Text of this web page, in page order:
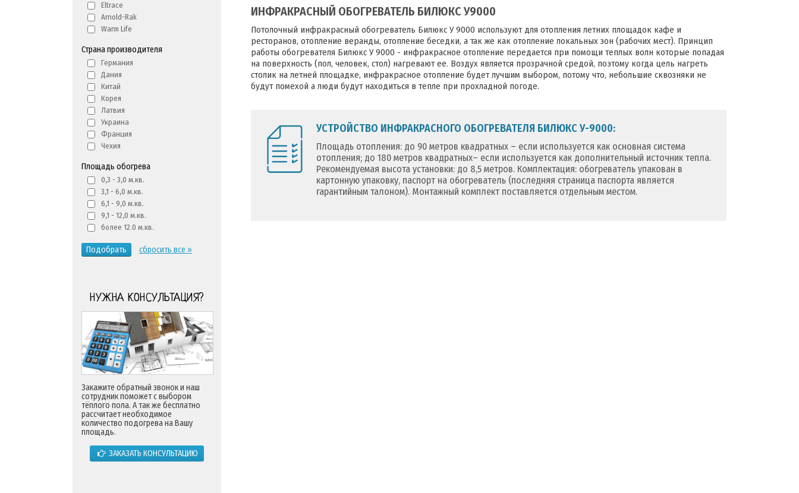
Eltrace
Arnold-Rak
Warm Life
Страна производителя
Германия
Дания
Китай
Корея
Латвия
Украина
Франция
Чехия
Площадь обогрева
0,3 - 3,0 м.кв.
3,1 - 6,0 м.кв.
6,1 - 9,0 м.кв.
9,1 - 12,0 м.кв.
более 12.0 м.кв.
Подобрать сбросить все »
НУЖНА КОНСУЛЬТАЦИЯ?
Закажите обратный звонок и наш
сотрудник поможет с выбором
тёплого пола. А так же бесплатно
рассчитает необходимое
количество подогрева на Вашу
площадь.
ЗАКАЗАТЬ КОНСУЛЬТАЦИЮ
ИНФРАКРАСНЫЙ ОБОГРЕВАТЕЛЬ БИЛЮКС У9000
Потолочный инфракрасный обогреватель Билюкс У 9000 используют для отопления летних площадок кафе и
ресторанов, отопление веранды, отопление беседки, а так же как отопление локальных зон (рабочих мест). Принцип
работы обогревателя Билюкс У 9000 - инфракрасное отопление передается при помощи теплых волн которые попадая
на поверхность (пол, человек, стол) нагревают ее. Воздух является прозрачной средой, поэтому когда цель нагреть
столик на летней площадке, инфракрасное отопление будет лучшим выбором, потому что, небольшие сквозняки не
будут помехой а люди будут находиться в тепле при прохладной погоде.
УСТРОЙСТВО ИНФРАКРАСНОГО ОБОГРЕВАТЕЛЯ БИЛЮКС У-9000:
Площадь отопления: до 90 метров квадратных – если используется как основная система
отопления; до 180 метров квадратных– если используется как дополнительный источник тепла.
Рекомендуемая высота установки: до 8,5 метров. Комплектация: обогреватель упакован в
картонную упаковку, паспорт на обогреватель (последняя страница паспорта является
гарантийным талоном). Монтажный комплект поставляется отдельным местом.